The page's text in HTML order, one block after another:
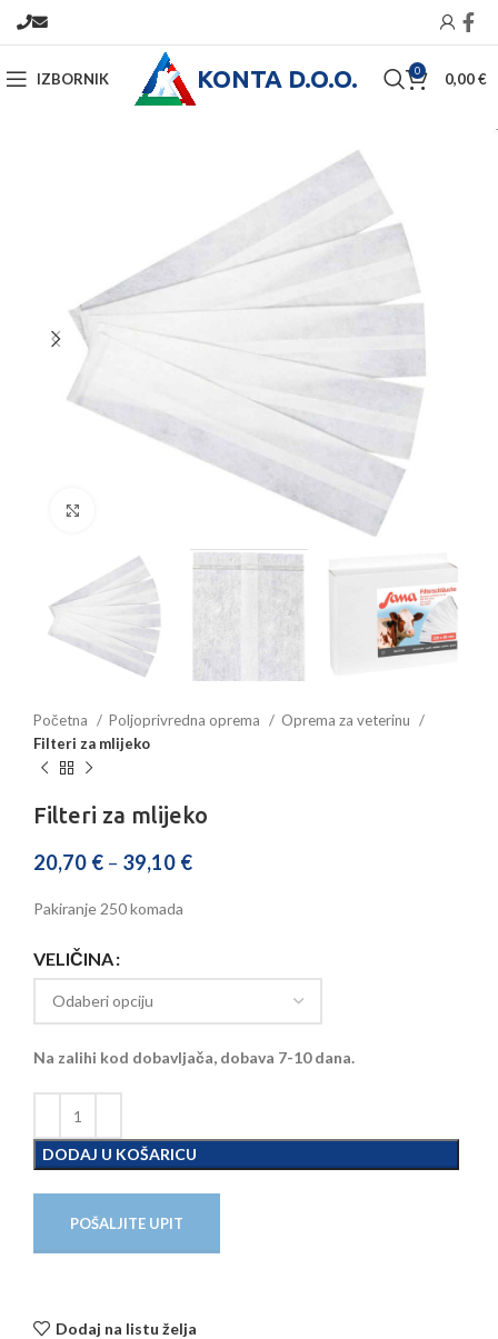
IZBORNIK KONTA D.O.O. 0 0,00€
Početna Poljoprivredna oprema
Oprema za veterinu
Filteri za mlijeko
Filteri za mlijeko
20,70 € – 39,10 €
Pakiranje 250 komada
VELIČINA
Na zalihi kod dobavljača, dobava 7-10 dana.
DODAJ U KOŠARICU
POŠALJITE UPIT
Dodaj na listu želja